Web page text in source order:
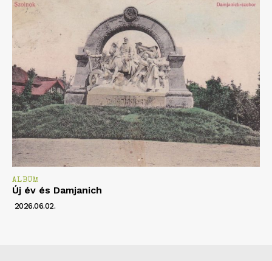
ALBUM
Új év és Damjanich
2026.06.02.